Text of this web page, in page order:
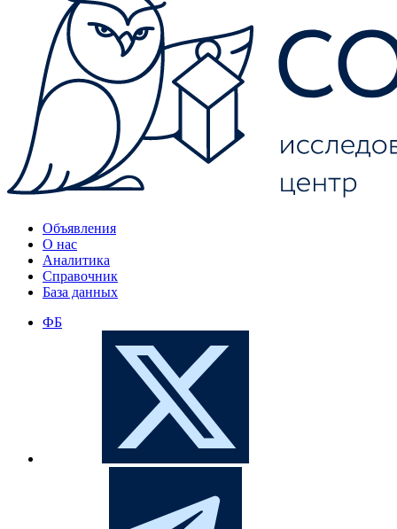
Объявления
О нас
Аналитика
Справочник
База данных
ФБ